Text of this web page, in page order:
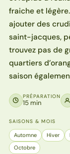
fraiche et
ajouter des
saint-jacques,
trouvez pas de
quartiers
saison
PRÉPARATION
15 min
SAISONS & MOIS
Automne Hiver
Octobre